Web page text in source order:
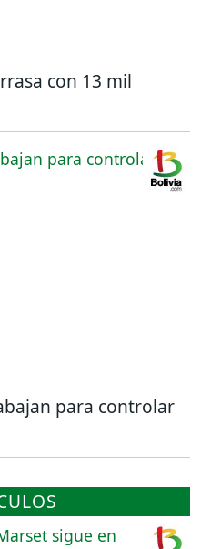
con 13 mil
para controlar